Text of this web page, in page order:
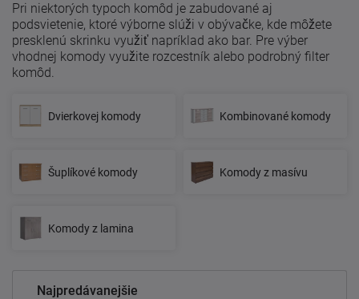
Pri niektorých typoch komôd je zabudované aj
podsvietenie, ktoré výborne slúži v obývačke, kde môžete
presklenú skrinku využiť napríklad ako bar. Pre výber
vhodnej komody využite rozcestník alebo podrobný filter
komôd.
Dvierkovej komody Kombinované komody
Šuplíkové komody Komody z masívu
Komody z lamina
Najpredávanejšie